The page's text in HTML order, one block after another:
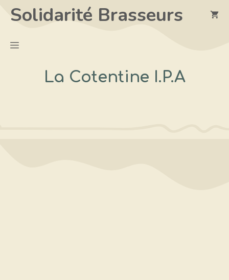
AllerSolidarité Brasseurs
Menu
La Cotentine I.P.A